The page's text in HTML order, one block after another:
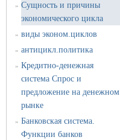
» Сущность и причины
экономического цикла
» виды эконом.циклов
» антицикл.политика
» Кредитно-денежная
система Спрос и
предложение на денежном
рынке
» Банковская система.
Функции банков